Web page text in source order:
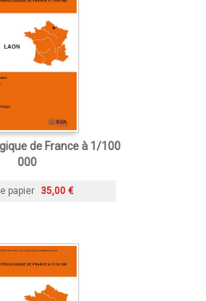
de France à 1/100
000
papier 35,00 €